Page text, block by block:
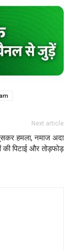
Next article
हमला, नमाज अदा
की पिटाई और तोड़फोड़